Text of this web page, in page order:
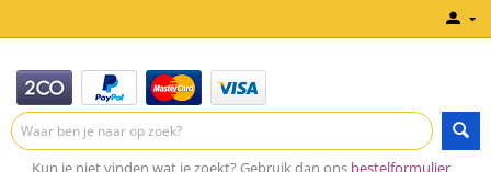
Kun je niet vinden wat je zoekt? Gebruik dan ons bestelformulier